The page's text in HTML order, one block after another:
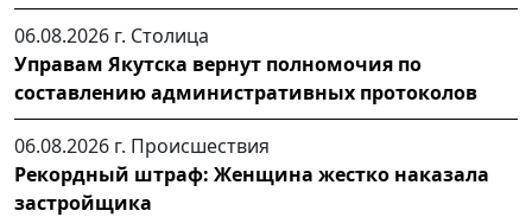
06.08.2026 г. Столица
Управам Якутска вернут полномочия по
составлению административных протоколов
06.08.2026 г. Происшествия
Рекордный штраф: Женщина жестко наказала
застройщика